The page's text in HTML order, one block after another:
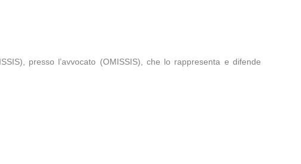
presso l’avvocato (OMISSIS), che lo rappresenta e difende